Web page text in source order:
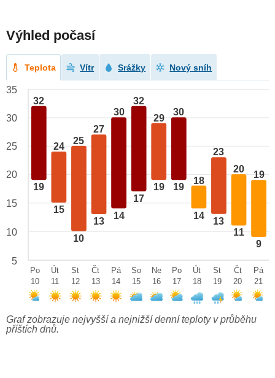
Výhled počasí
Teplota Vítr Srážky Nový sníh
32
19
24
15
25
10
27
13
30
14
32
17
29
19
30
19
18
14
23
13
20
11
19
9
35
30
25
20
15
10
5
Po
10
Út
11
St
12
Čt
13
Pá
14
So
15
Ne
16
Po
17
Út
18
St
19
Čt
20
Pá
21
Graf zobrazuje nejvyšší a nejnižší denní teploty v průběhu
příštích dnů.